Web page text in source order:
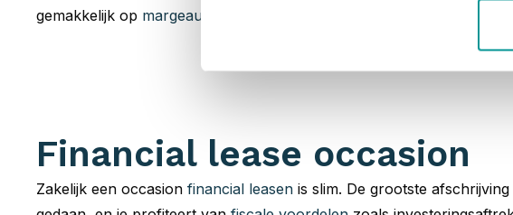
gemakkelijk op margeauto of BTW-auto . Jouw zoektocht naar een
Financial lease occasion
Zakelijk een occasion financial leasen is slim. De grootste afschrijving